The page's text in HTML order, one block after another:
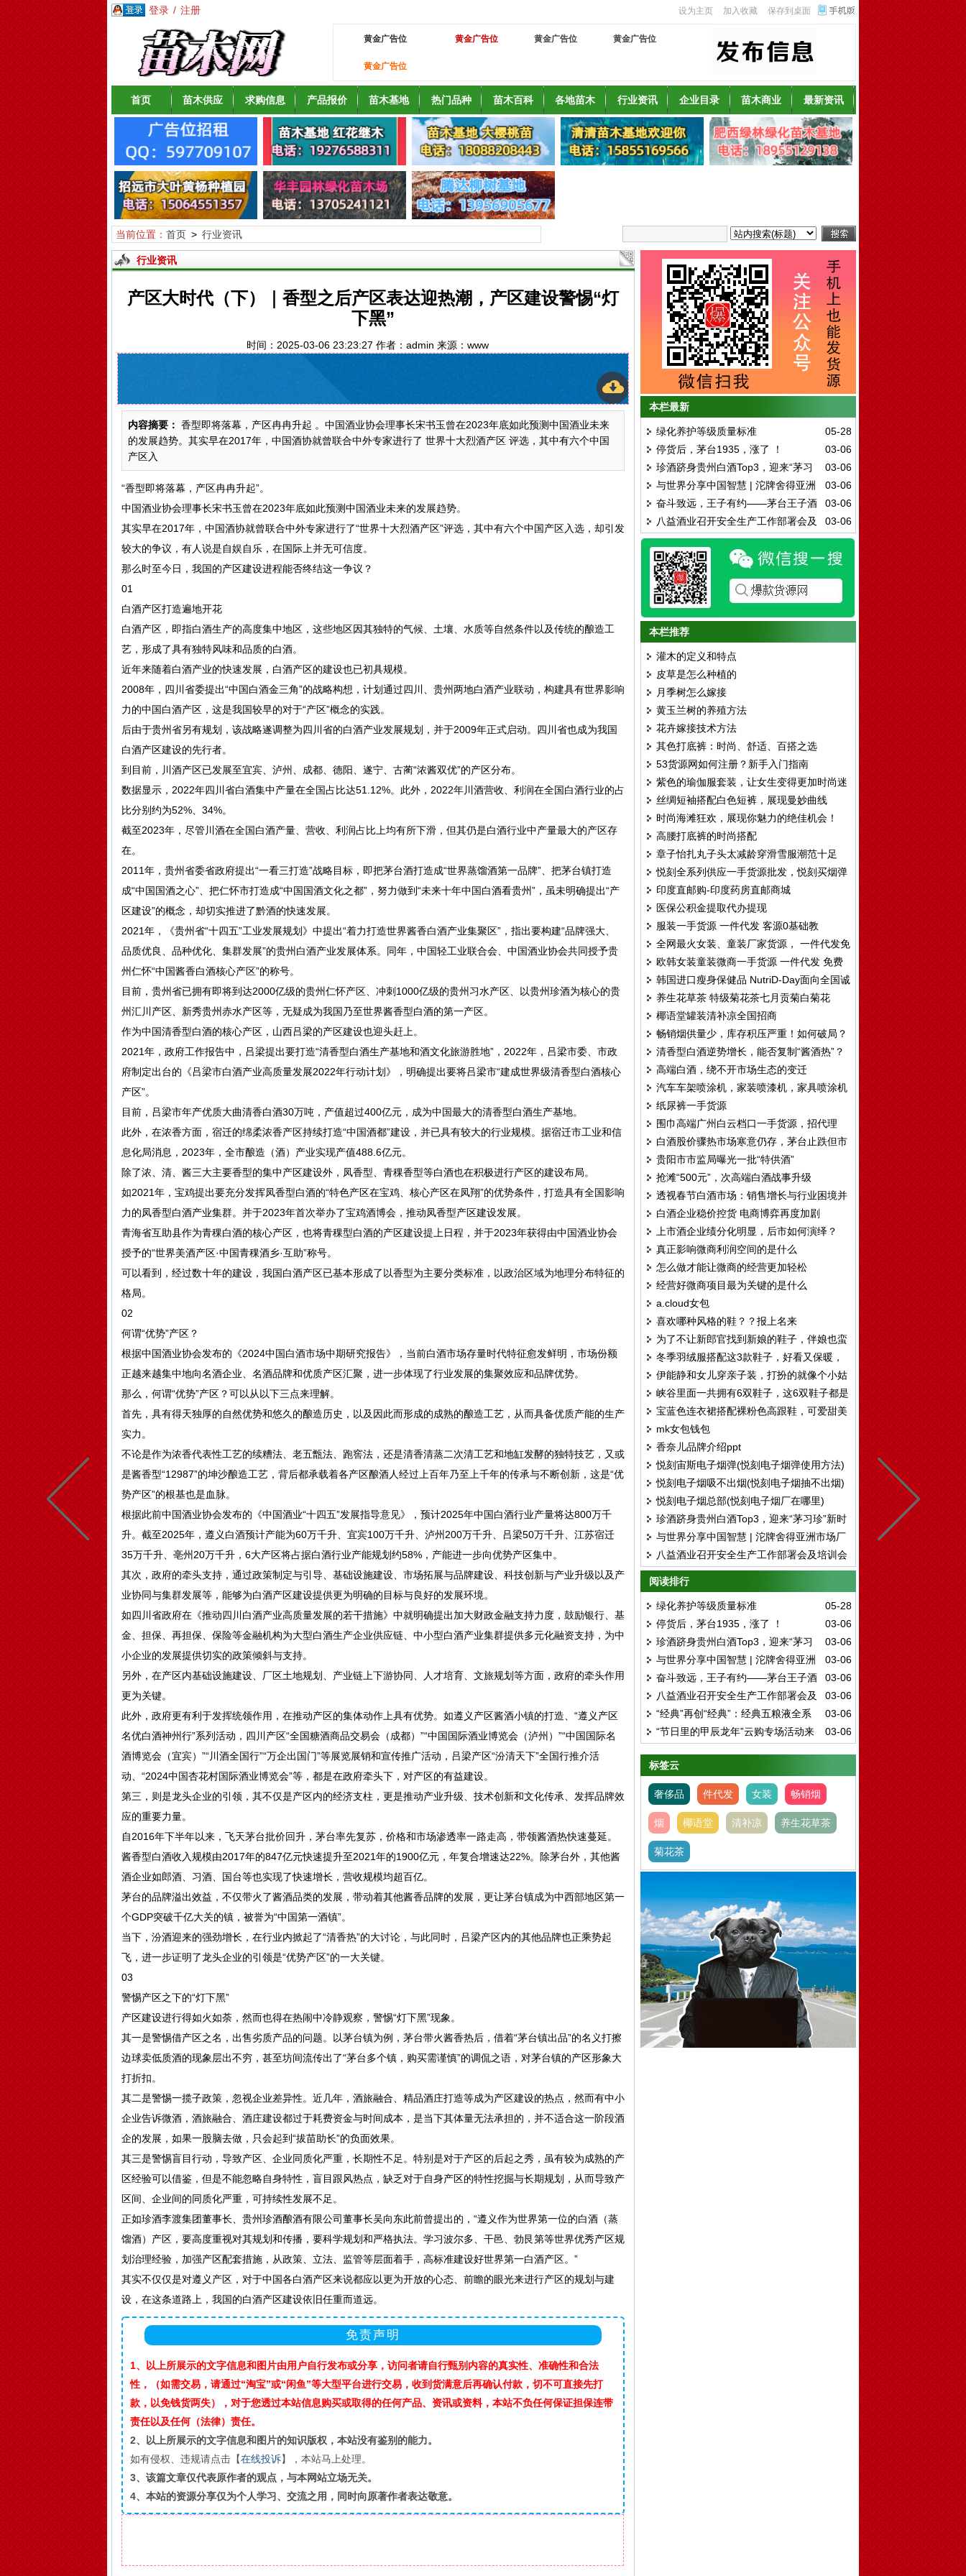
登录 / 注册 设为主页 加入收藏 保存到桌面
黄金广告位 黄金广告位 黄金广告位 黄金广告位
黄金广告位
首页 苗木供应 求购信息 产品报价 苗木基地 热门品种 苗木百科 各地苗木 行业资讯 企业目录 苗木商业 最新资讯
当前位置： 首页> 行业资讯
行业资讯
产区大时代（下）｜香型之后产区表达迎热潮，产区建设警惕“灯
下黑”
时间：2025-03-06 23:23:27 作者：admin 来源：www
内容摘要： 香型即将落幕，产区冉冉升起 。中国酒业协会理事长宋书玉曾在2023年底如此预测中国酒业未来
的发展趋势。其实早在2017年，中国酒协就曾联合中外专家进行了 世界十大烈酒产区 评选，其中有六个中国
产区入
“香型即将落幕，产区冉冉升起”。
中国酒业协会理事长宋书玉曾在2023年底如此预测中国酒业未来的发展趋势。
其实早在2017年，中国酒协就曾联合中外专家进行了“世界十大烈酒产区”评选，其中有六个中国产区入选，却引发
较大的争议，有人说是自娱自乐，在国际上并无可信度。
那么时至今日，我国的产区建设进程能否终结这一争议？
01
白酒产区打造遍地开花
白酒产区，即指白酒生产的高度集中地区，‌这些地区因其独特的气候、‌土壤、‌水质等自然条件以及传统的酿造工
艺，‌形成了具有独特风味和品质的白酒。
近年来随着白酒产业的快速发展，白酒产区的建设也已初具规模。
2008年，四川省委提出“中国白酒金三角”的战略构想，计划通过四川、贵州两地白酒产业联动，构建具有世界影响
力的中国白酒产区，这是我国较早的对于“产区”概念的实践。
后由于贵州省另有规划，该战略遂调整为四川省的白酒产业发展规划，并于2009年正式启动。四川省也成为我国
白酒产区建设的先行者。
到目前，川酒产区已发展至宜宾、泸州、成都、德阳、遂宁、古蔺“浓酱双优”的产区分布。
数据显示，2022年四川省白酒集中产量在全国占比达51.12%。此外，2022年川酒营收、利润在全国白酒行业的占
比分别约为52%、34%。
截至2023年，尽管川酒在全国白酒产量、营收、利润占比上均有所下滑，但其仍是白酒行业中产量最大的产区存
在。
2011年，贵州省委省政府提出“一看三打造”战略目标，即把茅台酒打造成“世界蒸馏酒第一品牌”、把茅台镇打造
成“中国国酒之心”、把仁怀市打造成“中国国酒文化之都”，努力做到“未来十年中国白酒看贵州”，虽未明确提出“产
区建设”的概念，却切实推进了黔酒的快速发展。
2021年，《贵州省“十四五”工业发展规划》中提出“着力打造世界酱香白酒产业集聚区”，指出要构建“品牌强大、
品质优良、品种优化、集群发展”的贵州白酒产业发展体系。同年，中国轻工业联合会、中国酒业协会共同授予贵
州仁怀“中国酱香白酒核心产区”的称号。
目前，贵州省已拥有即将到达2000亿级的贵州仁怀产区、冲刺1000亿级的贵州习水产区、以贵州珍酒为核心的贵
州汇川产区、新秀贵州赤水产区等，无疑成为我国乃至世界酱香型白酒的第一产区。
作为中国清香型白酒的核心产区，山西吕梁的产区建设也迎头赶上。
2021年，政府工作报告中，吕梁提出要打造“清香型白酒生产基地和酒文化旅游胜地”，2022年，吕梁市委、市政
府制定出台的《吕梁市白酒产业高质量发展2022年行动计划》，明确提出要将吕梁市“建成世界级清香型白酒核心
产区”。
目前，吕梁市年产优质大曲清香白酒30万吨，产值超过400亿元，成为中国最大的清香型白酒生产基地。
此外，在浓香方面，宿迁的绵柔浓香产区持续打造“中国酒都”建设，并已具有较大的行业规模。据宿迁市工业和信
息化局消息，2023年，全市酿造（酒）产业实现产值488.6亿元。
除了浓、清、酱三大主要香型的集中产区建设外，凤香型、青稞香型等白酒也在积极进行产区的建设布局。
如2021年，宝鸡提出要充分发挥凤香型白酒的“特色产区在宝鸡、核心产区在凤翔”的优势条件，打造具有全国影响
力的凤香型白酒产业集群。并于2023年首次举办了宝鸡酒博会，推动凤香型产区建设发展。
青海省互助县作为青稞白酒的核心产区，也将青稞型白酒的产区建设提上日程，并于2023年获得由中国酒业协会
授予的“世界美酒产区·中国青稞酒乡·互助”称号。
可以看到，经过数十年的建设，我国白酒产区已基本形成了以香型为主要分类标准，以政治区域为地理分布特征的
格局。
02
何谓“优势”产区？
根据中国酒业协会发布的《2024中国白酒市场中期研究报告》，当前白酒市场存量时代特征愈发鲜明，市场份额
正越来越集中地向名酒企业、名酒品牌和优质产区汇聚，进一步体现了行业发展的集聚效应和品牌优势。
那么，何谓“优势”产区？可以从以下三点来理解。
首先，具有得天独厚的自然优势和悠久的酿造历史，以及因此而形成的成熟的酿造工艺，从而具备优质产能的生产
实力。
不论是作为浓香代表性工艺的续糟法、‌老五甑法、‌跑窖法，还是清香清蒸二次清工艺和地缸发酵的独特技艺，又或
是酱香型“12987”的坤沙酿造工艺，背后都承载着各产区酿酒人经过上百年乃至上千年的传承与不断创新，这是“优
势产区”的根基也是血脉。
根据此前中国酒业协会发布的《中国酒业“十四五”发展指导意见》，预计2025年中国白酒行业产量将达800万千
升。截至2025年，遵义白酒预计产能为60万千升、宜宾100万千升、泸州200万千升、吕梁50万千升、江苏宿迁
35万千升、亳州20万千升，6大产区将占据白酒行业产能规划约58%，产能进一步向优势产区集中。
其次，政府的牵头支持，通过政策制定与引导、基础设施建设、市场拓展与品牌建设、科技创新与产业升级以及产
业协同与集群发展等，能够为白酒产区建设提供更为明确的目标与良好的发展环境。
如四川省政府在《推动四川白酒产业高质量发展的若干措施》中就明确提出加大财政金融支持力度，鼓励银行、基
金、担保、再担保、保险等金融机构为大型白酒生产企业供应链、中小型白酒产业集群提供多元化融资支持，为中
小企业的发展提供切实的政策倾斜与支持。
另外，在产区内基础设施建设、厂区土地规划、产业链上下游协同、人才培育、文旅规划等方面，政府的牵头作用
更为关键。
此外，政府更有利于发挥统领作用，在推动产区的集体动作上具有优势。如遵义产区酱酒小镇的打造、“遵义产区
名优白酒神州行”系列活动，四川产区“全国糖酒商品交易会（成都）”“中国国际酒业博览会（泸州）”“中国国际名
酒博览会（宜宾）”“川酒全国行”“万企出国门”等展览展销和宣传推广活动，吕梁产区“汾清天下”全国行推介活
动、“2024中国杏花村国际酒业博览会”等，都是在政府牵头下，对产区的有益建设。
第三，则是龙头企业的引领，其不仅是产区内的经济支柱，更是推动产业升级、技术创新和文化传承、发挥品牌效
应的重要力量。
自2016年下半年以来，飞天茅台批价回升，茅台率先复苏，价格和市场渗透率一路走高，带领酱酒热快速蔓延。
酱香型白酒收入规模由2017年的847亿元快速提升至2021年的1900亿元，年复合增速达22%。除茅台外，其他酱
酒企业如郎酒、习酒、国台等也实现了快速增长，营收规模均超百亿。
茅台的品牌溢出效益，不仅带火了酱酒品类的发展，带动着其他酱香品牌的发展，更让茅台镇成为中西部地区第一
个GDP突破千亿大关的镇，被誉为“中国第一酒镇”。
当下，汾酒迎来的强劲增长，在行业内掀起了“清香热”的大讨论，与此同时，吕梁产区内的其他品牌也正乘势起
飞，进一步证明了龙头企业的引领是“优势产区”的一大关键。
03
警惕产区之下的“灯下黑”
产区建设进行得如火如荼，然而也得在热闹中冷静观察，警惕“灯下黑”现象。
其一是警惕借产区之名，出售劣质产品的问题。以茅台镇为例，茅台带火酱香热后，借着“茅台镇出品”的名义打擦
边球卖低质酒的现象层出不穷，甚至坊间流传出了“茅台多个镇，购买需谨慎”的调侃之语，对茅台镇的产区形象大
打折扣。
其二是警惕一揽子政策，忽视企业差异性。近几年，酒旅融合、精品酒庄打造等成为产区建设的热点，然而有中小
企业告诉微酒，酒旅融合、酒庄建设都过于耗费资金与时间成本，是当下其体量无法承担的，并不适合这一阶段酒
企的发展，如果一股脑去做，只会起到“拔苗助长”的负面效果。
其三是警惕盲目行动，导致产区、企业同质化严重，长期性不足。特别是对于产区的后起之秀，虽有较为成熟的产
区经验可以借鉴，但是不能忽略自身特性，盲目跟风热点，缺乏对于自身产区的特性挖掘与长期规划，从而导致产
区间、企业间的同质化严重，可持续性发展不足。
正如珍酒李渡集团董事长、贵州珍酒酿酒有限公司董事长吴向东此前曾提出的，“遵义作为世界第一位的白酒（蒸
馏酒）产区，要高度重视对其规划和传播，要科学规划和严格执法。学习波尔多、干邑、勃艮第等世界优秀产区规
划治理经验，加强产区配套措施，从政策、立法、监管等层面着手，高标准建设好世界第一白酒产区。”
其实不仅仅是对遵义产区，对于中国各白酒产区来说都应以更为开放的心态、前瞻的眼光来进行产区的规划与建
设，在这条道路上，我国的白酒产区建设依旧任重而道远。
免责声明
1、以上所展示的文字信息和图片由用户自行发布或分享，访问者请自行甄别内容的真实性、准确性和合法
性，（如需交易，请通过“淘宝”或“闲鱼”等大型平台进行交易，收到货满意后再确认付款，切不可直接先打
款，以免钱货两失），对于您透过本站信息购买或取得的任何产品、资讯或资料，本站不负任何保证担保连带
责任以及任何（法律）责任。
2、以上所展示的文字信息和图片的知识版权，本站没有鉴别的能力。
如有侵权、违规请点击【在线投诉】，本站马上处理。
3、该篇文章仅代表原作者的观点，与本网站立场无关。
4、本站的资源分享仅为个人学习、交流之用，同时向原著作者表达敬意。
本栏最新
05-28
绿化养护等级质量标准
03-06
停货后，茅台1935，涨了 ！
03-06
珍酒跻身贵州白酒Top3，迎来“茅习
珍”新时代
03-06
与世界分享中国智慧 | 沱牌舍得亚洲
市场厂商合作交流会圆满举行
03-06
奋斗致远，王子有约——茅台王子酒
多场特色活动圆满落幕
03-06
八益酒业召开安全生产工作部署会及
培训会
本栏推荐
灌木的定义和特点
皮草是怎么种植的
月季树怎么嫁接
黄玉兰树的养殖方法
花卉嫁接技术方法
其色打底裤：时尚、舒适、百搭之选
53货源网如何注册？新手入门指南
紫色的瑜伽服套装，让女生变得更加时尚迷
人
丝绸短袖搭配白色短裤，展现曼妙曲线
时尚海滩狂欢，展现你魅力的绝佳机会！
高腰打底裤的时尚搭配
章子怡扎丸子头太减龄穿滑雪服潮范十足
悦刻全系列供应一手货源批发，悦刻买烟弹
送烟杆厂家拿货渠道
印度直邮购-印度药房直邮商城
医保公积金提取代办提现
服装一手货源 一件代发 客源0基础教
全网最火女装、童装厂家货源， 一件代发免
费代理
欧韩女装童装微商一手货源 一件代发 免费
代理
韩国进口瘦身保健品 NutriD-Day面向全国诚
招区域代理
养生花草茶 特级菊花茶七月贡菊白菊花
椰语堂罐装清补凉全国招商
畅销烟供量少，库存积压严重！如何破局？
清香型白酒逆势增长，能否复制“酱酒热”？
高端白酒，绕不开市场生态的变迁
汽车车架喷涂机，家装喷漆机，家具喷涂机
T328
纸尿裤一手货源
围巾高端广州白云档口一手货源，招代理
白酒股价骤热市场寒意仍存，茅台止跌但市
场观望情绪仍重
贵阳市市监局曝光一批“特供酒”
抢滩“500元”，次高端白酒战事升级
透视春节白酒市场：销售增长与行业困境并
存
白酒企业稳价控货 电商博弈再度加剧
上市酒企业绩分化明显，后市如何演绎？
真正影响微商利润空间的是什么
怎么做才能让微商的经营更加轻松
经营好微商项目最为关键的是什么
a.cloud女包
喜欢哪种风格的鞋？？报上名来
为了不让新郎官找到新娘的鞋子，伴娘也蛮
拼了。。。
冬季羽绒服搭配这3款鞋子，好看又保暖，
还能显腿长！
伊能静和女儿穿亲子装，打扮的就像个小姑
娘，脚上的鞋子真好看
峡谷里面一共拥有6双鞋子，这6双鞋子都是
各有各的好处和风格
宝蓝色连衣裙搭配裸粉色高跟鞋，可爱甜美
有气质
mk女包钱包
香奈儿品牌介绍ppt
悦刻宙斯电子烟弹(悦刻电子烟弹使用方法)
悦刻电子烟吸不出烟(悦刻电子烟抽不出烟)
悦刻电子烟总部(悦刻电子烟厂在哪里)
珍酒跻身贵州白酒Top3，迎来“茅习珍”新时
代
与世界分享中国智慧 | 沱牌舍得亚洲市场厂
商合作交流会圆满举行
八益酒业召开安全生产工作部署会及培训会
阅读排行
05-28
绿化养护等级质量标准
03-06
停货后，茅台1935，涨了 ！
03-06
珍酒跻身贵州白酒Top3，迎来“茅习
珍”新时代
03-06
与世界分享中国智慧 | 沱牌舍得亚洲
市场厂商合作交流会圆满举行
03-06
奋斗致远，王子有约——茅台王子酒
多场特色活动圆满落幕
03-06
八益酒业召开安全生产工作部署会及
培训会
03-06
“经典”再创“经典”：经典五粮液全系
产品重磅发布
03-06
“节日里的甲辰龙年”云购专场活动来
标签云
奢侈品 件代发 女装 畅销烟
烟 椰语堂 清补凉 养生花草茶
菊花茶